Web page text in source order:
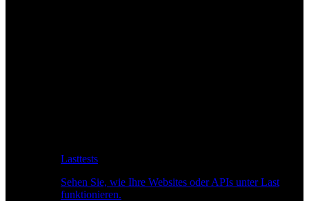
Lasttests
Sehen Sie, wie Ihre Websites oder APIs unter Last
funktionieren.